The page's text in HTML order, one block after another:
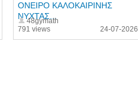
791 views
ΟΝΕΙΡΟ ΚΑΛΟΚΑΙΡΙΝΗΣ
ΝΥΧΤΑΣ...
48gymath
24-07-2026